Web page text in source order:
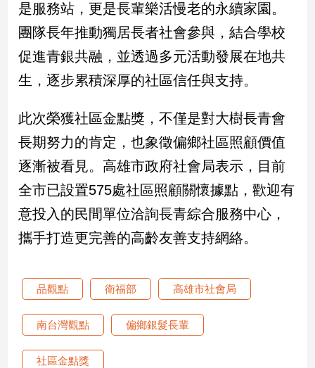
建
築/
內
設
計
旅
遊/
美
星
座/
命
理
消
健
感
情
是服務站，更是長輩樂活慢老的永續家園。
團隊長年推動獨居長者社會參與，結合學校
促進青銀共融，並透過多元活動發展在地共
生，逐步累積深厚的社區信任與支持。
此次榮獲社區金點獎，不僅是對大樹長青會
長期努力的肯定，也象徵偏鄉社區照顧價值
逐漸被看見。高雄市政府社會局表示，目前
全市已設置575處社區照顧關懷據點，歡迎有
意投入的民間單位洽詢長青綜合服務中心，
攜手打造更完善的高齡友善支持網絡。
品觀點 衛福部 高雄市社會局
南台灣觀點 偏鄉銀髮長輩
社區金點獎